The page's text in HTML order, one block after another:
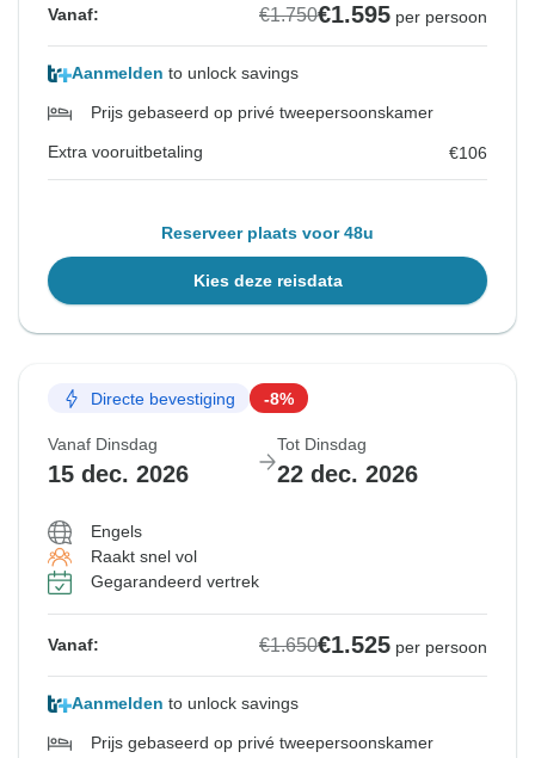
Vanaf: €1.750€1.595 per persoon
Aanmelden to unlock savings
Prijs gebaseerd op privé tweepersoonskamer
Extra vooruitbetaling €106
Reserveer plaats voor 48u
Kies deze reisdata
Directe bevestiging -8%
Vanaf Dinsdag
15 dec. 2026
Tot Dinsdag
22 dec. 2026
Engels
Raakt snel vol
Gegarandeerd vertrek
Vanaf: €1.650€1.525 per persoon
Aanmelden to unlock savings
Prijs gebaseerd op privé tweepersoonskamer